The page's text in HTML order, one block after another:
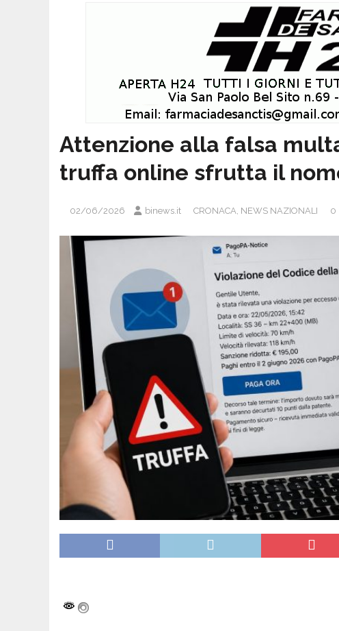
Attenzione alla falsa
truffa online sfrutta il
02/06/2026 binews.it CRONACA, NEWS NAZIONALI 0